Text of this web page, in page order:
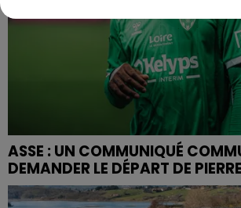
ASSE : UN COMMUNIQUÉ
DEMANDER LE DÉPART DE